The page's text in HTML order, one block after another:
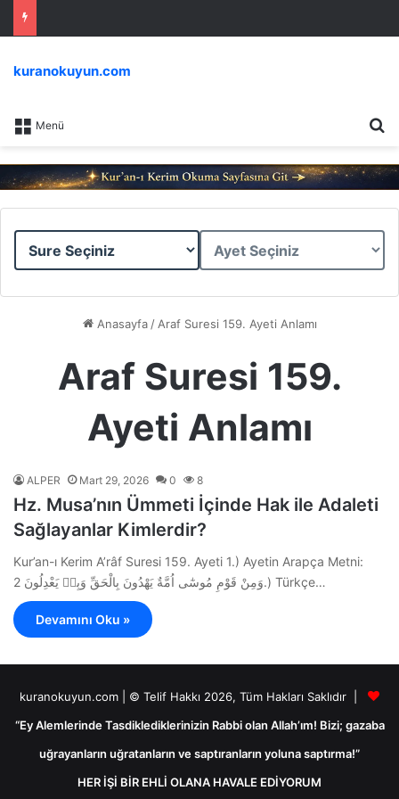
Menü
kuranokuyun.com
Sure
Ayet
Anasayfa / Araf Suresi 159. Ayeti Anlamı
Araf Suresi 159.
Ayeti Anlamı
ALPER Mart 29, 2026 0 8
Hz. Musa’nın Ümmeti İçinde Hak ile Adaleti
Sağlayanlar Kimlerdir?
Kur’an-ı Kerim A’râf Suresi 159. Ayeti 1.) Ayetin Arapça Metni:
وَمِنْ قَوْمِ مُوسٰٓى اُمَّةٌ يَهْدُونَ بِالْحَقِّ وَبِه۪ يَعْدِلُونَ 2.) Türkçe…
Devamını Oku »
kuranokuyun.com | © Telif Hakkı 2026, Tüm Hakları Saklıdır |
“Ey Alemlerinde Tasdiklediklerinizin Rabbi olan Allah’ım! Bizi; gazaba
uğrayanların uğratanların ve saptıranların yoluna saptırma!”
HER İŞİ BİR EHLİ OLANA HAVALE EDİYORUM